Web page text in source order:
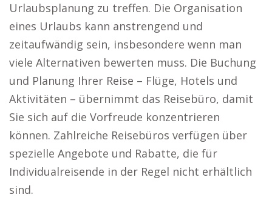
Urlaubsplanung zu treffen. Die Organisation
eines Urlaubs kann anstrengend und
zeitaufwändig sein, insbesondere wenn man
viele Alternativen bewerten muss. Die Buchung
und Planung Ihrer Reise – Flüge, Hotels und
Aktivitäten – übernimmt das Reisebüro, damit
Sie sich auf die Vorfreude konzentrieren
können. Zahlreiche Reisebüros verfügen über
spezielle Angebote und Rabatte, die für
Individualreisende in der Regel nicht erhältlich
sind.